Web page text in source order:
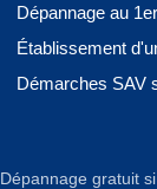
Dépannage au
Établissement
Démarches SAV
Dépannage gratuit